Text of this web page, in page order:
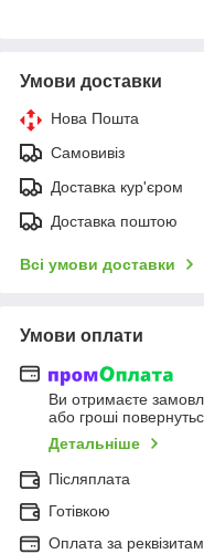
Умови доставки
Нова Пошта
Самовивіз
Доставка кур'єром
Доставка поштою
Всі умови доставки
Умови оплати
Ви отримаєте
або гроші
Детальніше
Післяплата
Готівкою
Оплата за